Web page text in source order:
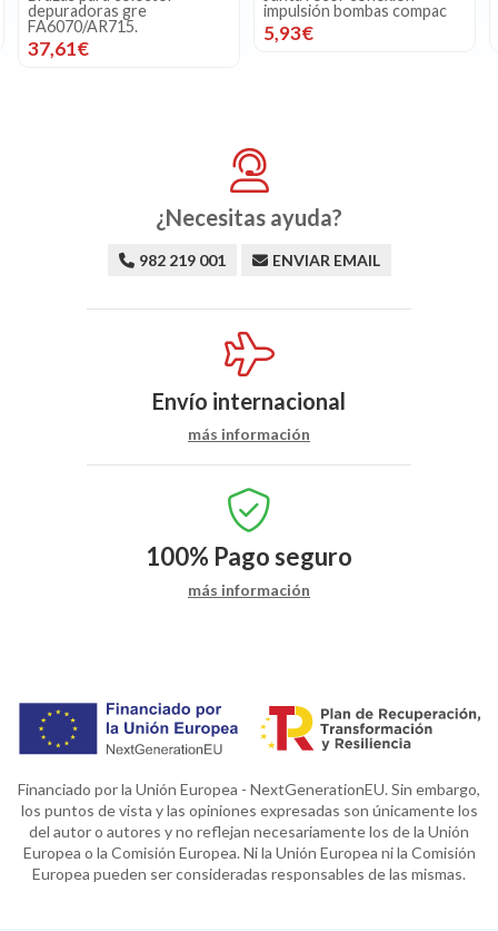
depuradoras gre
FA6070/AR715.
37,61€
impulsión bombas compac
5,93€
¿Necesitas ayuda?
982 219 001 ENVIAR EMAIL
Envío internacional
más información
100% Pago seguro
más información
Financiado por la Unión Europea - NextGenerationEU. Sin embargo,
los puntos de vista y las opiniones expresadas son únicamente los
del autor o autores y no reflejan necesariamente los de la Unión
Europea o la Comisión Europea. Ni la Unión Europea ni la Comisión
Europea pueden ser consideradas responsables de las mismas.